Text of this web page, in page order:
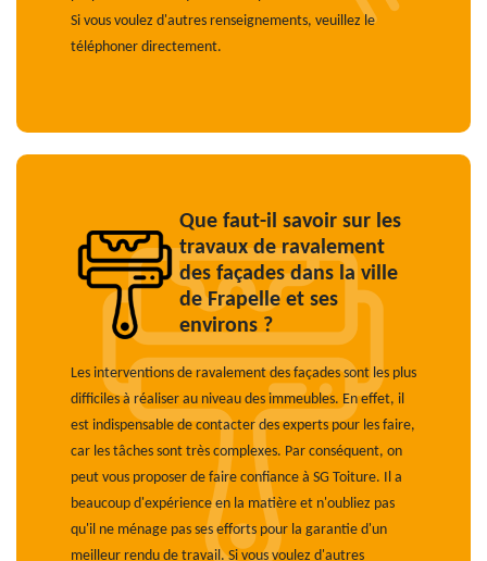
Si vous voulez d'autres renseignements, veuillez le
téléphoner directement.
Que faut-il savoir sur les
travaux de ravalement
des façades dans la ville
de Frapelle et ses
environs ?
Les interventions de ravalement des façades sont les plus
difficiles à réaliser au niveau des immeubles. En effet, il
est indispensable de contacter des experts pour les faire,
car les tâches sont très complexes. Par conséquent, on
peut vous proposer de faire confiance à SG Toiture. Il a
beaucoup d'expérience en la matière et n'oubliez pas
qu'il ne ménage pas ses efforts pour la garantie d'un
meilleur rendu de travail. Si vous voulez d'autres